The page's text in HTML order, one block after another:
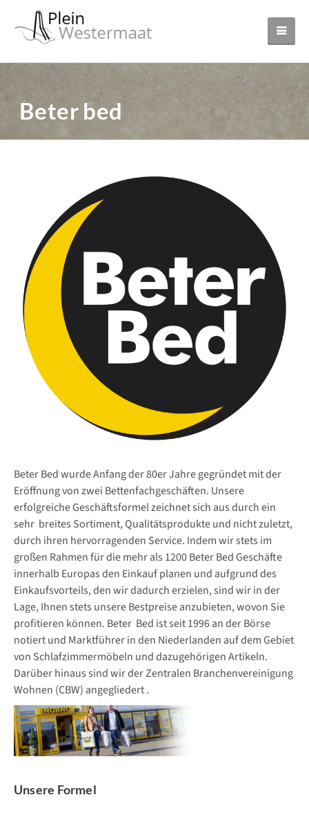
Beter bed
Beter Bed wurde Anfang der 80er Jahre gegründet mit der
Eröffnung von zwei Bettenfachgeschäften. Unsere
erfolgreiche Geschäftsformel zeichnet sich aus durch ein
sehr breites Sortiment, Qualitätsprodukte und nicht zuletzt,
durch ihren hervorragenden Service. Indem wir stets im
großen Rahmen für die mehr als 1200 Beter Bed Geschäfte
innerhalb Europas den Einkauf planen und aufgrund des
Einkaufsvorteils, den wir dadurch erzielen, sind wir in der
Lage, Ihnen stets unsere Bestpreise anzubieten, wovon Sie
profitieren können. Beter Bed ist seit 1996 an der Börse
notiert und Marktführer in den Niederlanden auf dem Gebiet
von Schlafzimmermöbeln und dazugehörigen Artikeln.
Darüber hinaus sind wir der Zentralen Branchenvereinigung
Wohnen (CBW) angegliedert .
Unsere Formel